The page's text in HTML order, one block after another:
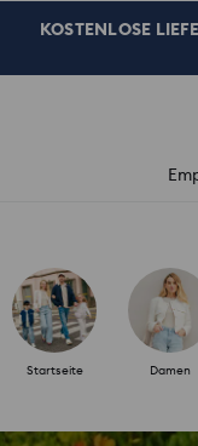
KOSTENLOSE
Startseite Damen